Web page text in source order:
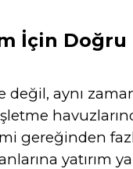
İçin Doğru
değil, aynı
gereğinden
yatırım